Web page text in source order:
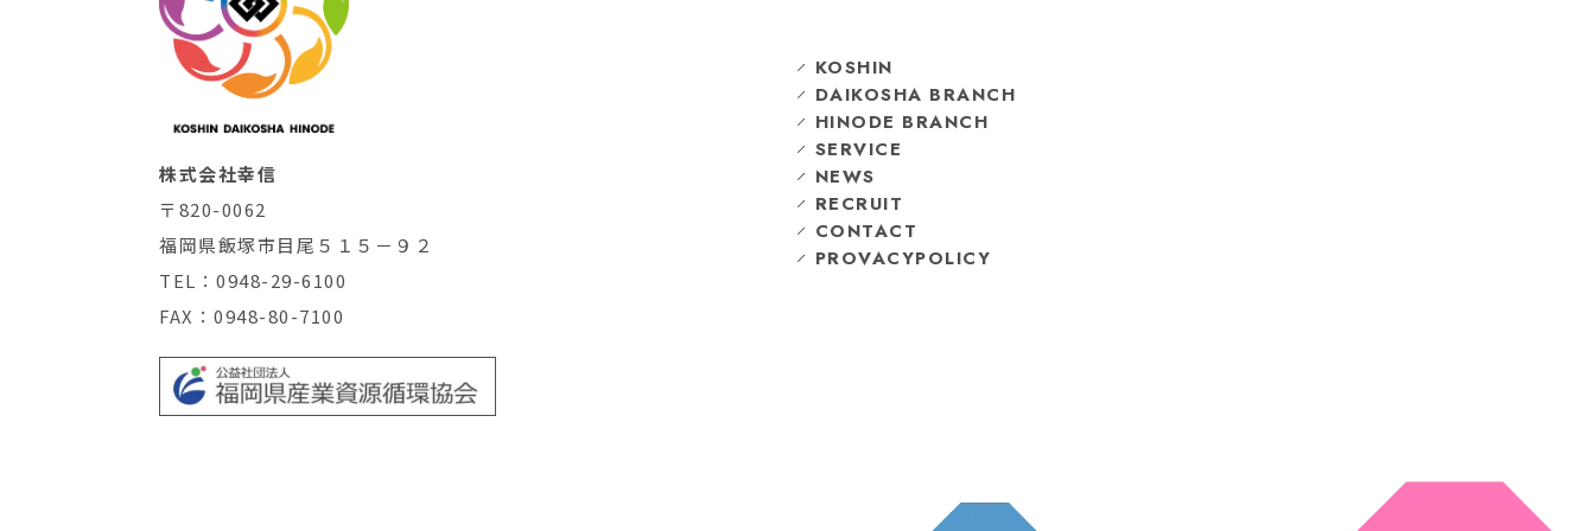
株式会社幸信
〒820-0062
福岡県飯塚市目尾５１５－９２
TEL：0948-29-6100
FAX：0948-80-7100
KOSHIN
DAIKOSHA BRANCH
HINODE BRANCH
SERVICE
NEWS
RECRUIT
CONTACT
PROVACYPOLICY